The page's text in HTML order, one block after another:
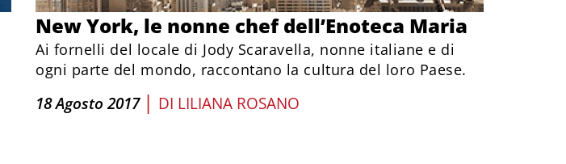
New York, le nonne chef dell’Enoteca Maria
Ai fornelli del locale di Jody Scaravella, nonne italiane e di
ogni parte del mondo, raccontano la cultura del loro Paese.
18 Agosto 2017 | DI LILIANA ROSANO